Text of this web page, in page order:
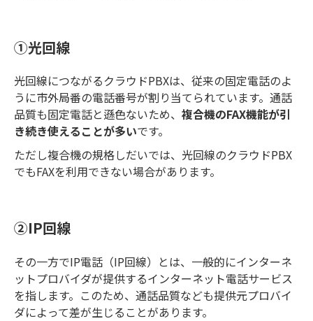
①光回線
光回線につながるクラウドPBXは、従来の固定電話のよ
うに市外局番の電話番号が割り当てられています。通話
品質も固定電話と遜色ないため、 複合機のFAX機能が引
き続き使えることが多いです。
ただし複合機の規格しだいでは、光回線のクラウドPBX
でもFAXを利用できない場合があります。
②IP回線
その一方でIP電話（IP回線）とは、一般的にインターネ
ットプロバイダが提供するインターネット電話サービス
を指します。このため、通話品質なども提供元プロバイ
ダによって差が生じることがあります。